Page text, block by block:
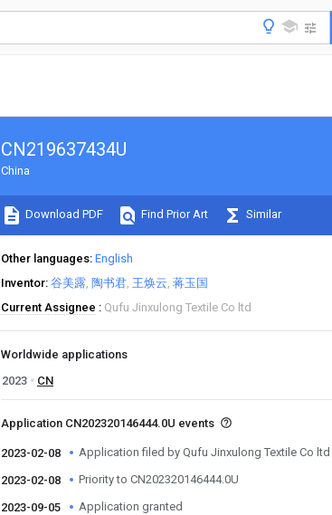
CN219637434U
China
Download PDF Find Prior Art Similar
Other languages English
Inventor 谷美露 陶书君 王焕云 蒋玉国
Current Assignee
Qufu Jinxulong Textile Co ltd
Worldwide applications
2023
CN
Application CN202320146444.0U events
2023-02-08 Application filed by Qufu Jinxulong Textile Co ltd
2023-02-08 Priority to CN202320146444.0U
2023-09-05 Application granted